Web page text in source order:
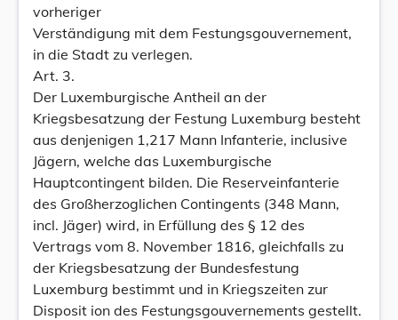
vorheriger
Verständigung mit dem Festungsgouvernement,
in die Stadt zu verlegen.
Art. 3.
Der Luxemburgische Antheil an der
Kriegsbesatzung der Festung Luxemburg besteht
aus denjenigen 1,217 Mann Infanterie, inclusive
Jägern, welche das Luxemburgische
Hauptcontingent bilden. Die Reserveinfanterie
des Großherzoglichen Contingents (348 Mann,
incl. Jäger) wird, in Erfüllung des § 12 des
Vertrags vom 8. November 1816, gleichfalls zu
der Kriegsbesatzung der Bundesfestung
Luxemburg bestimmt und in Kriegszeiten zur
Disposit ion des Festungsgouvernements gestellt.